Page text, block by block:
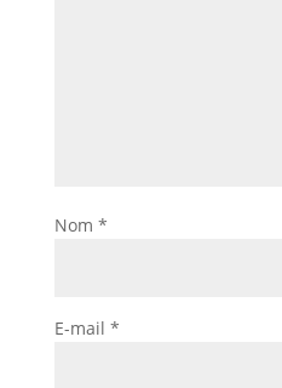
Nom *
E-mail *